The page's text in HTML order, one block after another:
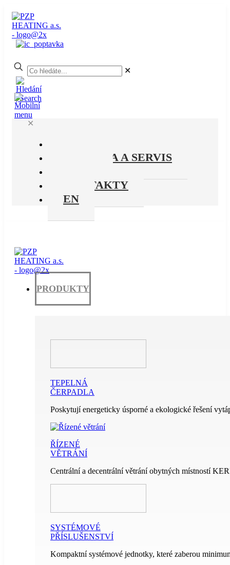
✕
✕
PODPORA A SERVIS
KONTAKTY
EN
PRODUKTY
TEPELNÁ
ČERPADLA
Poskytují energeticky úsporné a ekologické řešení
ŘÍZENÉ
VĚTRÁNÍ
Centrální a decentrální větrání obytných místností
SYSTÉMOVÉ
PŘÍSLUŠENSTVÍ
Kompaktní systémové jednotky, které zaberou